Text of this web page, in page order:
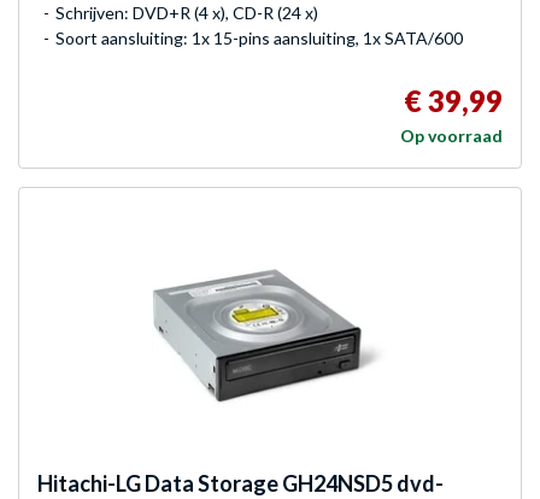
Schrijven: DVD+R (4 x), CD-R (24 x)
Soort aansluiting: 1x 15-pins aansluiting, 1x SATA/600
€ 39,99
Op voorraad
Hitachi-LG Data StorageGH24NSD5 dvd-